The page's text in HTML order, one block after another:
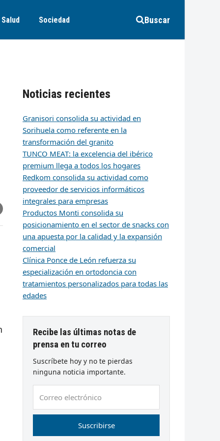
Salud Sociedad Buscar
Noticias recientes
Granisori consolida su actividad en
Sorihuela como referente en la
transformación del granito
TUNCO MEAT: la excelencia del ibérico
premium llega a todos los hogares
Redkom consolida su actividad como
proveedor de servicios informáticos
integrales para empresas
Productos Monti consolida su
posicionamiento en el sector de snacks con
una apuesta por la calidad y la expansión
comercial
Clínica Ponce de León refuerza su
especialización en ortodoncia con
tratamientos personalizados para todas las
edades
Recibe las últimas notas de
prensa en tu correo
Suscríbete hoy y no te pierdas
ninguna noticia importante.
electrónico
Suscribirse